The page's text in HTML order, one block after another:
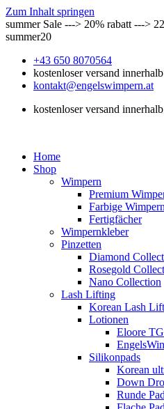
Zum Inhalt springen
summer Sale ---> 20% rabatt --->
summer20
+43 650 8070564
kostenloser versand
kontakt@engelswimpern.at
kostenloser versand
Home
Shop
Wimpern
Premium
Farbige Wimpern
Fertigfächer
Wimpernkleber
Pinzetten
Diamond
Rosegold
Nano Collection
Lash Lifting
Korean Lash
Lotionen
Eloore
Silikonpads
Korean
Down
Runde